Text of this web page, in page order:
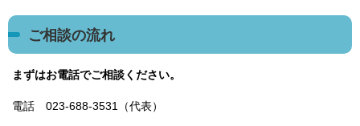
ご相談の流れ
まずはお電話でご相談ください。
電話 023-688-3531（代表）